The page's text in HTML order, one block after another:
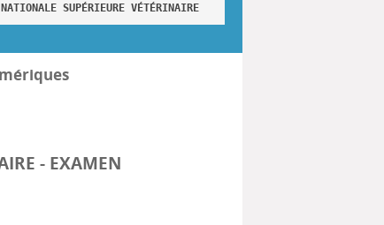
NATIONALE SUPÉRIEURE VÉTÉRINAIRE
- EXAMEN